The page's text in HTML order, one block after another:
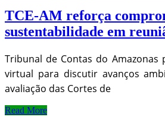
TCE-AM reforça
sustentabilidade em
Tribunal de Contas do
virtual para discutir avanços
avaliação das Cortes de
Read More